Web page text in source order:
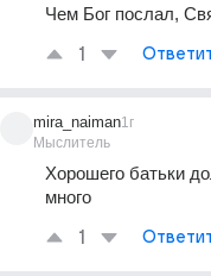
Чем Бог послал,
1
mira_naiman
Мыслитель
1г
Хорошего батьки
много
1